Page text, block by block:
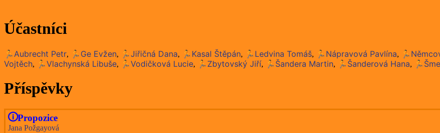
Účastníci
🏃Aubrecht Petr, 🏃Ge Evžen, 🏃Jiřičná Dana, 🏃Kasal Štěpán, 🏃Ledvina Tomáš, 🏃Nápravová Pavlína,
Vojtěch, 🏃Vlachynská Libuše, 🏃Vodičková Lucie, 🏃Zbytovský Jiří, 🏃Šandera Martin, 🏃Šanderová Hana,
Příspěvky
Propozice
Jana Požgayová